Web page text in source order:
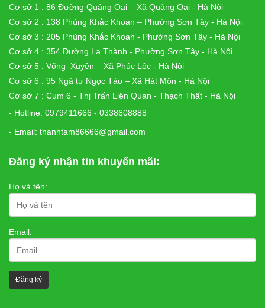
Cơ sở 1 : 86 Đường Quảng Oai – Xã Quảng Oai - Hà Nội
Cơ sở 2 : 138 Phùng Khắc Khoan – Phường Sơn Tây - Hà Nội
Cơ sở 3 : 205 Phùng Khắc Khoan - Phường Sơn Tây - Hà Nội
Cơ sở 4 : 354 Đường La Thành - Phường Sơn Tây - Hà Nội
Cơ sở 5 : Võng Xuyên – Xã Phúc Lộc - Hà Nội
Cơ sở 6 : 95 Ngã tư Ngọc Tảo – Xã Hát Môn - Hà Nội
Cơ sở 7 : Cụm 6 - Thị Trấn Liên Quan - Thạch Thất - Hà Nội
- Hotline: 0979411666 - 0338608888
- Email: thanhtam86666@gmail.com
Đăng ký nhận tin khuyến mãi:
Họ và tên:
Email: